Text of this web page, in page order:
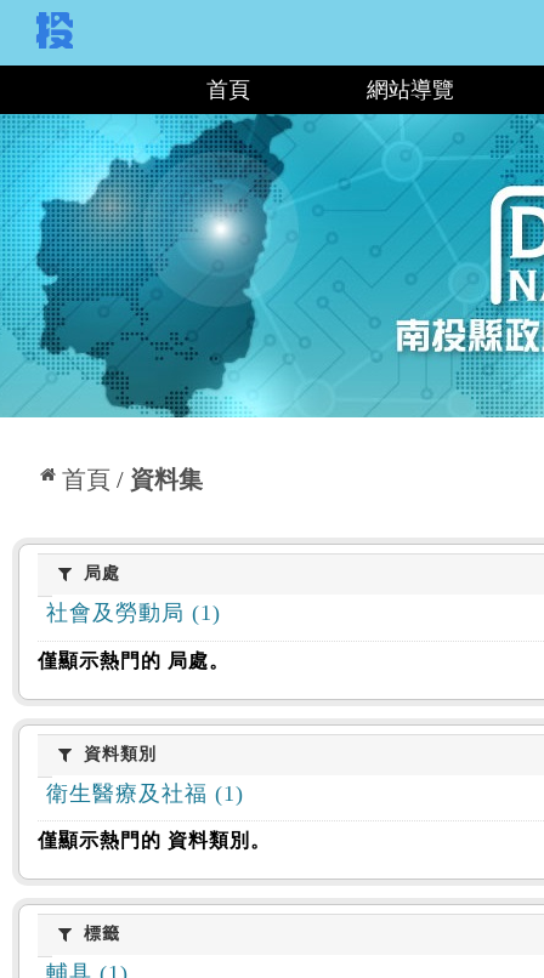
首頁 網站導覽
首頁 資料集
:::
局處局處
社會及勞動局 (1)
僅顯示熱門的 局處。
資料類別
資料類別
衛生醫療及社福 (1)
僅顯示熱門的 資料類別。
標籤標籤